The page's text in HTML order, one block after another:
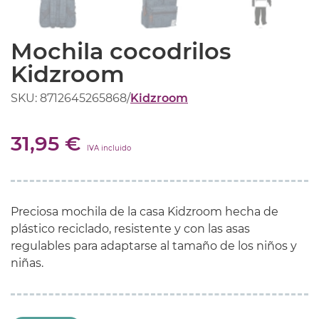
Mochila cocodrilos
Kidzroom
SKU: 8712645265868/Kidzroom
31,95 € IVA incluido
Preciosa mochila de la casa Kidzroom hecha de
plástico reciclado, resistente y con las asas
regulables para adaptarse al tamaño de los niños y
niñas.